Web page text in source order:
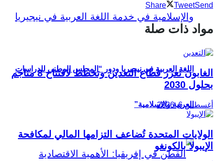
اللغة العربية في نيجيريا ودور “المجلس الوطني للدراسات
العربية والإسلامية”
Share TweetSend
مواد ذات صلة
الغابون تعزز قطاع التعدين وتخطط لافتتاح 8 مناجم
بحلول 2030
أغسطس 6, 2026
الولايات المتحدة تُضاعف التزامها المالي لمكافحة
الإيبولا بالكونغو